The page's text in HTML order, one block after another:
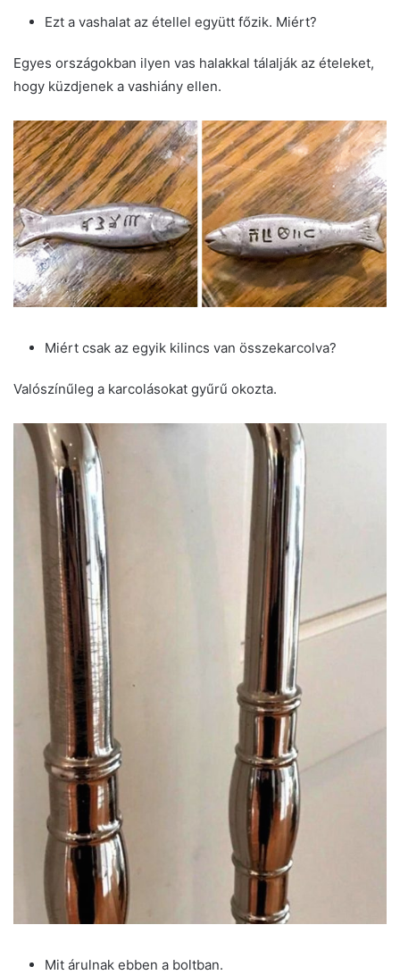
Ezt a vashalat az étellel együtt főzik. Miért?
Egyes országokban ilyen vas halakkal tálalják az ételeket,
hogy küzdjenek a vashiány ellen.
Miért csak az egyik kilincs van összekarcolva?
Valószínűleg a karcolásokat gyűrű okozta.
Mit árulnak ebben a boltban.